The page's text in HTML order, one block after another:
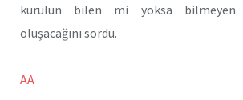
kurulun bilen mi yoksa bilmeyen
oluşacağını sordu.
AA